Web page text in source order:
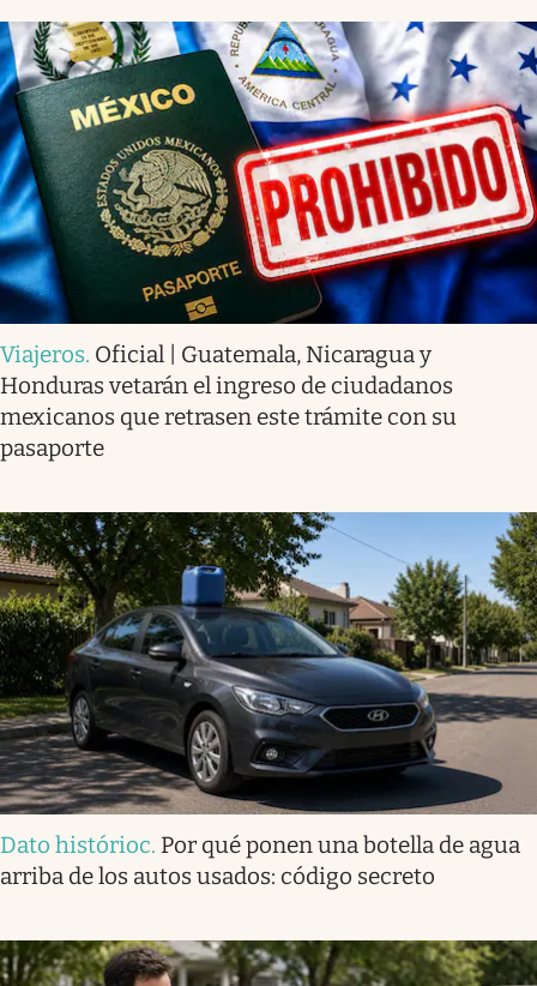
Viajeros. Oficial | Guatemala, Nicaragua y
Honduras vetarán el ingreso de ciudadanos
mexicanos que retrasen este trámite con su
pasaporte
Dato histórioc. Por qué ponen una botella de agua
arriba de los autos usados: código secreto